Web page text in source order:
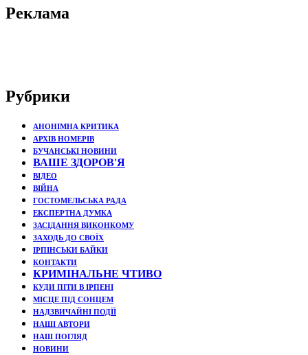
Реклама
Рубрики
АНОНІМНА КРИТИКА
АРХІВ НОМЕРІВ
БУЧАНСЬКІ НОВИНИ
ВАШЕ ЗДОРОВ'Я
ВІДЕО
ВІЙНА
ГОСТОМЕЛЬСЬКА РАДА
ЕКСПЕРТНА ДУМКА
ЗАСІДАННЯ ВИКОНКОМУ
ЗАХОДЬ ДО СВОЇХ
ІРПІНСЬКИ БАЙКИ
КОНТАКТИ
КРИМІНАЛЬНЕ ЧТИВО
КУДИ ПІТИ В ІРПЕНІ
МІСЦЕ ПІД СОНЦЕМ
НАДЗВИЧАЙНІ ПОДЇЇ
НАШІ АВТОРИ
НАШ ПОГЛЯД
НОВИНИ